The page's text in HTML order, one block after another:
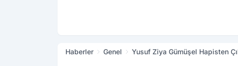
Haberler Genel Yusuf Ziya Gümüşel Hapisten